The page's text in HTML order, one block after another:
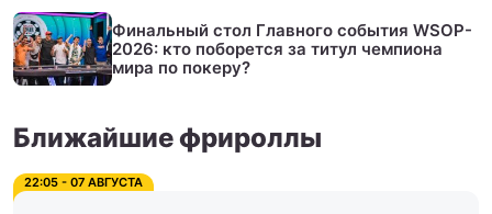
Финальный стол Главного события WSOP-
2026: кто поборется за титул чемпиона
мира по покеру?
Ближайшие фрироллы
22:05 - 07 АВГУСТА